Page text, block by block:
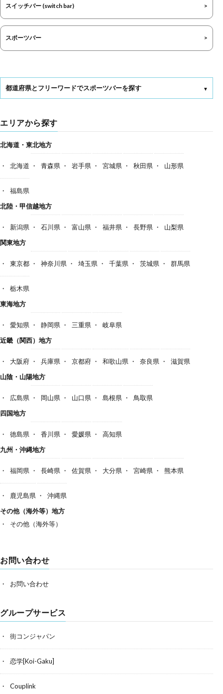
スイッチバー (switch bar)
スポーツバー
都道府県とフリーワードでスポーツバーを探す
エリアから探す
北海道・東北地方
北海道 青森県 岩手県 宮城県 秋田県 山形県
福島県
北陸・甲信越地方
新潟県 石川県 富山県 福井県 長野県
山梨県
関東地方
東京都 神奈川県 埼玉県 千葉県 茨城県 群馬県
栃木県
東海地方
愛知県 静岡県 三重県
岐阜県
近畿（関西）地方
大阪府 兵庫県 京都府 和歌山県 奈良県
滋賀県
山陰・山陽地方
広島県 岡山県 山口県 島根県
鳥取県
四国地方
徳島県 香川県 愛媛県
高知県
九州・沖縄地方
福岡県 長崎県 佐賀県 大分県 宮崎県 熊本県
鹿児島県
沖縄県
その他（海外等）地方
その他（海外等）
お問い合わせ
お問い合わせ
グループサービス
街コンジャパン
恋学[Koi-Gaku]
Couplink